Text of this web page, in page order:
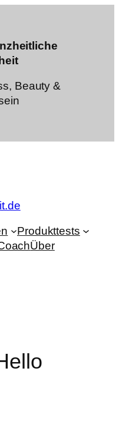
Beauty &
Produkttests
Über